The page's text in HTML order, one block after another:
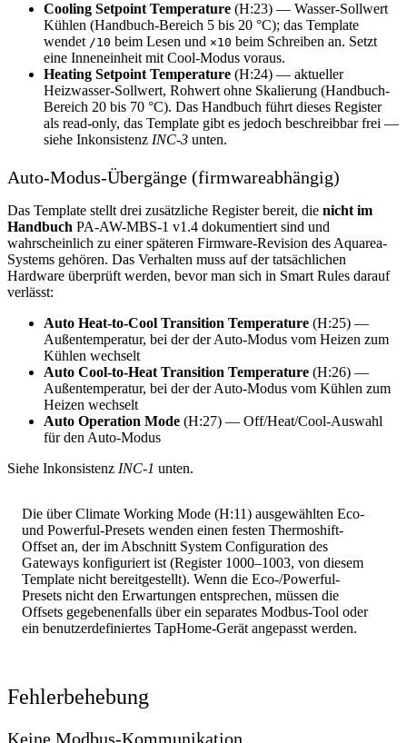
Cooling Setpoint Temperature (H:23) — Wasser-Sollwert
Kühlen (Handbuch-Bereich 5 bis 20 °C); das Template
wendet /10 beim Lesen und ×10 beim Schreiben an. Setzt
eine Inneneinheit mit Cool-Modus voraus.
Heating Setpoint Temperature (H:24) — aktueller
Heizwasser-Sollwert, Rohwert ohne Skalierung (Handbuch-
Bereich 20 bis 70 °C). Das Handbuch führt dieses Register
als read-only, das Template gibt es jedoch beschreibbar frei —
siehe Inkonsistenz INC-3 unten.
Auto-Modus-Übergänge (firmwareabhängig)
Das Template stellt drei zusätzliche Register bereit, die nicht im
Handbuch PA-AW-MBS-1 v1.4 dokumentiert sind und
wahrscheinlich zu einer späteren Firmware-Revision des Aquarea-
Systems gehören. Das Verhalten muss auf der tatsächlichen
Hardware überprüft werden, bevor man sich in Smart Rules darauf
verlässt:
Auto Heat-to-Cool Transition Temperature (H:25) —
Außentemperatur, bei der der Auto-Modus vom Heizen zum
Kühlen wechselt
Auto Cool-to-Heat Transition Temperature (H:26) —
Außentemperatur, bei der der Auto-Modus vom Kühlen zum
Heizen wechselt
Auto Operation Mode (H:27) — Off/Heat/Cool-Auswahl
für den Auto-Modus
Siehe Inkonsistenz INC-1 unten.
Die über Climate Working Mode (H:11) ausgewählten Eco-
und Powerful-Presets wenden einen festen Thermoshift-
Offset an, der im Abschnitt System Configuration des
Gateways konfiguriert ist (Register 1000–1003, von diesem
Template nicht bereitgestellt). Wenn die Eco-/Powerful-
Presets nicht den Erwartungen entsprechen, müssen die
Offsets gegebenenfalls über ein separates Modbus-Tool oder
ein benutzerdefiniertes TapHome-Gerät angepasst werden.
Fehlerbehebung
Keine Modbus-Kommunikation